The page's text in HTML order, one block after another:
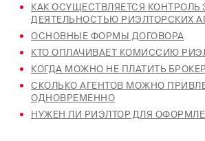
КАК ОСУЩЕСТВЛЯЕТСЯ КОНТРОЛЬ
ДЕЯТЕЛЬНОСТЬЮ РИЭЛТОРСКИХ
ОСНОВНЫЕ ФОРМЫ ДОГОВОРА
КТО ОПЛАЧИВАЕТ КОМИССИЮ
КОГДА МОЖНО НЕ ПЛАТИТЬ
СКОЛЬКО АГЕНТОВ МОЖНО
ОДНОВРЕМЕННО
НУЖЕН ЛИ РИЭЛТОР ДЛЯ